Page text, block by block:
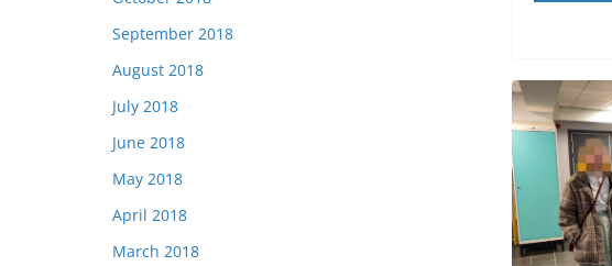
September 2018
August 2018
July 2018
June 2018
May 2018
April 2018
March 2018